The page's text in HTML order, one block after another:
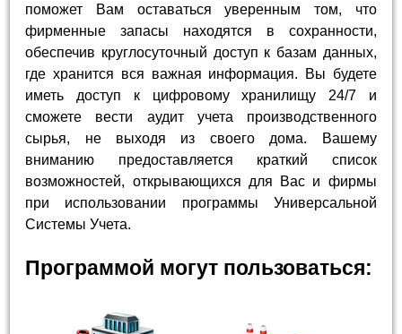
поможет Вам оставаться уверенным том, что
фирменные запасы находятся в сохранности,
обеспечив круглосуточный доступ к базам данных,
где хранится вся важная информация. Вы будете
иметь доступ к цифровому хранилищу 24/7 и
сможете вести аудит учета производственного
сырья, не выходя из своего дома. Вашему
вниманию предоставляется краткий список
возможностей, открывающихся для Вас и фирмы
при использовании программы Универсальной
Системы Учета.
Программой могут пользоваться: